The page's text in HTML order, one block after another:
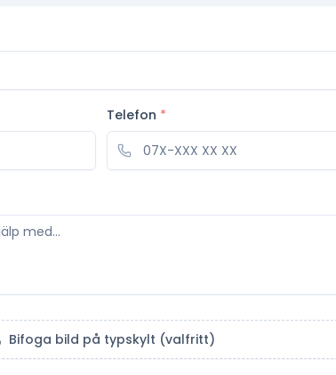
Telefon *
Bifoga bild på typskylt (valfritt)